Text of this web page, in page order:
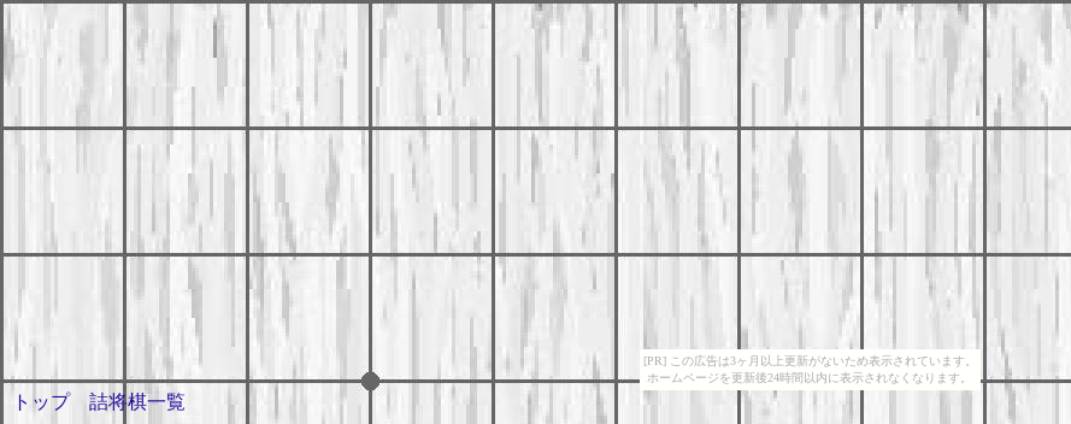
[PR] この広告は3ヶ月以上更新がないため表示されています。
ホームページを更新後24時間以内に表示されなくなります。
トップ 詰将棋一覧